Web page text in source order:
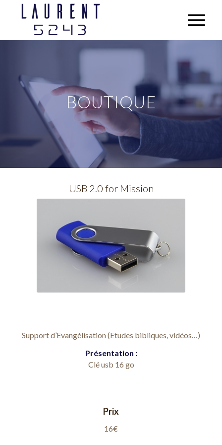
BOUTIQUE
USB 2.0 for Mission
Support d’Evangélisation (Etudes bibliques, vidéos…)
Présentation :
Clé usb 16 go
Prix
16€